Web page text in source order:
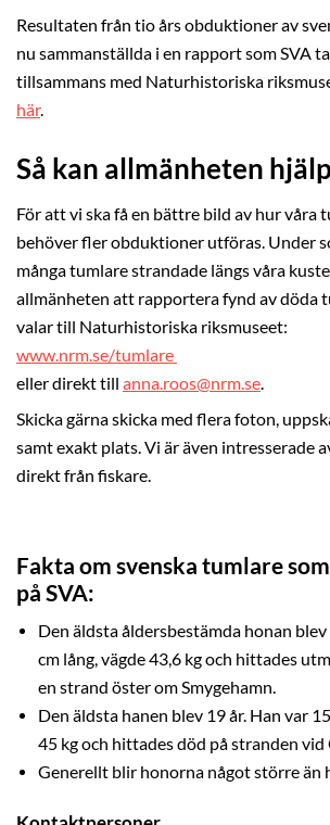
Resultaten från tio års obduktioner av
nu sammanställda i en rapport som SVA
tillsammans med Naturhistoriska
här.
Så kan allmänheten
För att vi ska få en bättre bild av hur våra
behöver fler obduktioner utföras. Under
många tumlare strandade längs våra
allmänheten att rapportera fynd av döda
valar till Naturhistoriska riksmuseet:
www.nrm.se/tumlare
eller direkt till anna.roos@nrm.se.
Skicka gärna skicka med flera foton,
samt exakt plats. Vi är även intresserade
direkt från fiskare.
Fakta om svenska tumlare
på SVA:
Den äldsta åldersbestämda honan
cm lång, vägde 43,6 kg och hittades
en strand öster om Smygehamn.
Den äldsta hanen blev 19 år. Han var
45 kg och hittades död på stranden
Generellt blir honorna något större än